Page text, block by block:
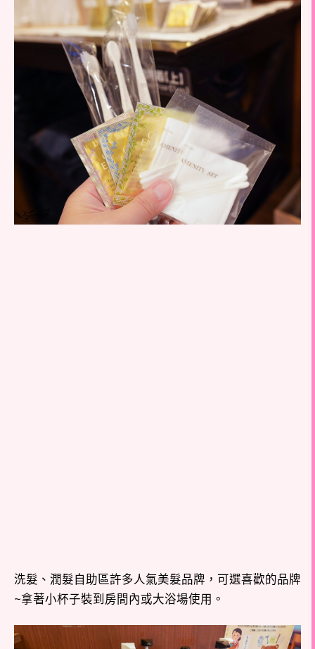
洗髮、潤髮自助區許多人氣美髮品牌，可選喜歡的品牌
~拿著小杯子裝到房間內或大浴場使用。